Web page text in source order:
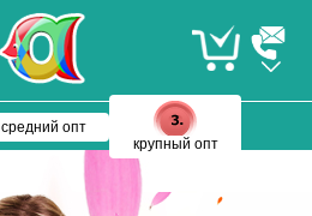
средний опт
крупный опт